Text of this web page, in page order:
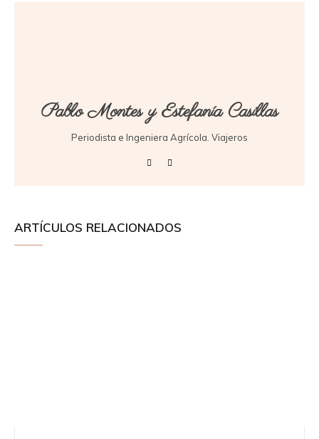
Pablo Montes y Estefanía Casillas
Periodista e Ingeniera Agrícola. Viajeros
ARTÍCULOS RELACIONADOS